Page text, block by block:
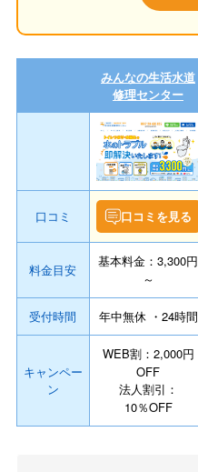
みんなの生活水道
修理センター
口コミ 口コミを見る
料金目安
基本料金：3,300円
～
受付時間 年中無休 ・24時間
キャンペー
ン
WEB割：2,000円
OFF
法人割引：
10％OFF